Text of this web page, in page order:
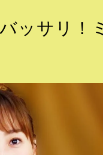
ッサリ！